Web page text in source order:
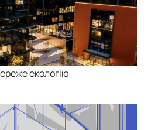
екологію